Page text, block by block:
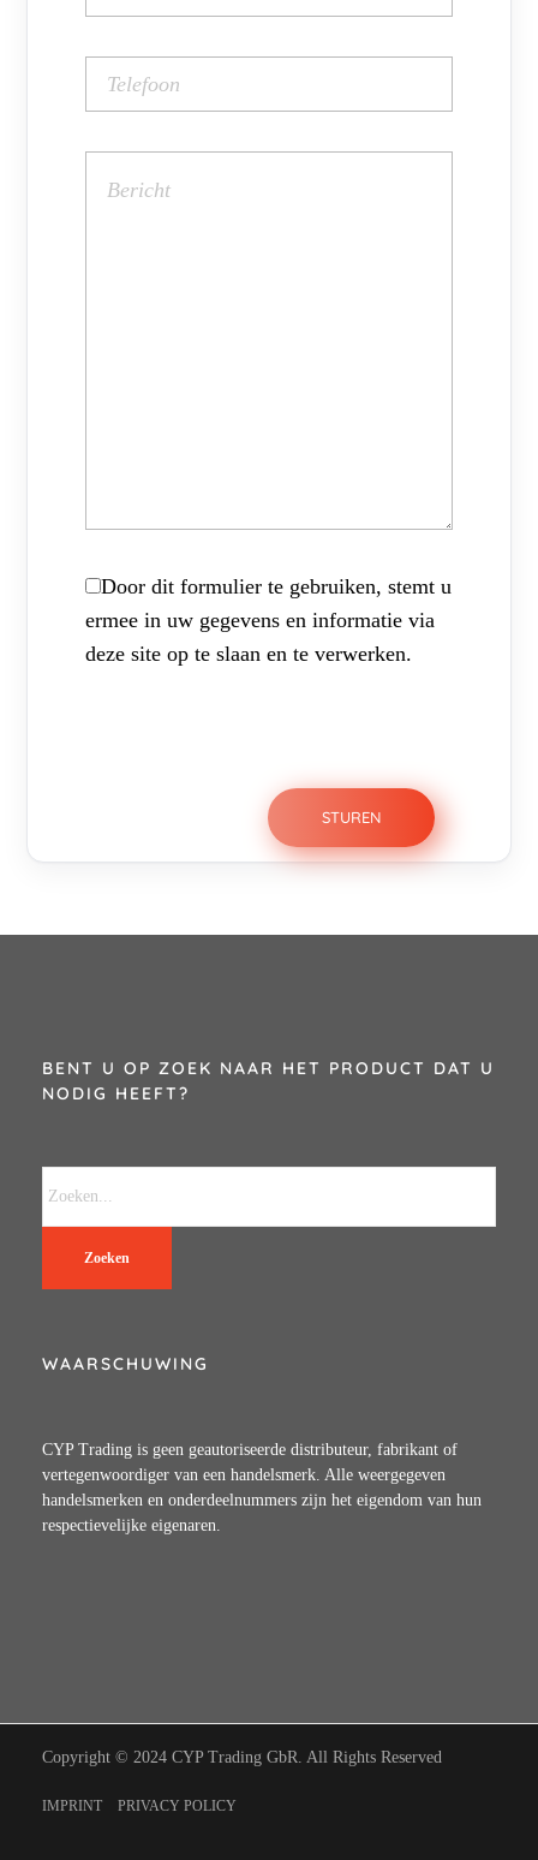
Door dit formulier te gebruiken, stemt u
ermee in uw gegevens en informatie via
deze site op te slaan en te verwerken.
BENT U OP ZOEK NAAR HET PRODUCT DAT U
NODIG HEEFT?
Zoeken
WAARSCHUWING
CYP Trading is geen geautoriseerde distributeur, fabrikant of
vertegenwoordiger van een handelsmerk. Alle weergegeven
handelsmerken en onderdeelnummers zijn het eigendom van hun
respectievelijke eigenaren.
Copyright © 2024 CYP Trading GbR. All Rights Reserved
IMPRINT PRIVACY POLICY